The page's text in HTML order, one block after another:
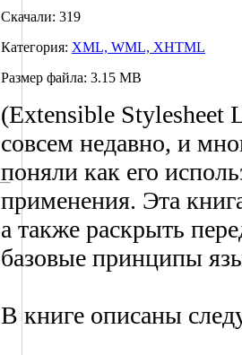
Скачали: 319
Категория: XML, WML, XHTML
Размер файла: 3.15 MB
(Extensible Stylesheet
совсем недавно, и
поняли как его
применения. Эта
а также раскрыть
базовые принципы
В книге описаны